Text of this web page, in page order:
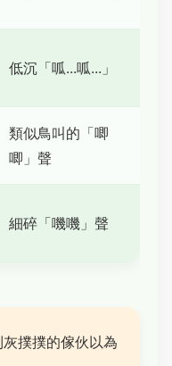
低沉「呱...呱...」
類似鳥叫的「唧
唧」聲
細碎「嘰嘰」聲
撲撲的傢伙以為